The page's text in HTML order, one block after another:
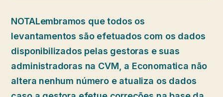
NOTALembramos que todos os
levantamentos são efetuados com os dados
disponibilizados pelas gestoras e suas
administradoras na CVM, a Economatica não
altera nenhum número e atualiza os dados